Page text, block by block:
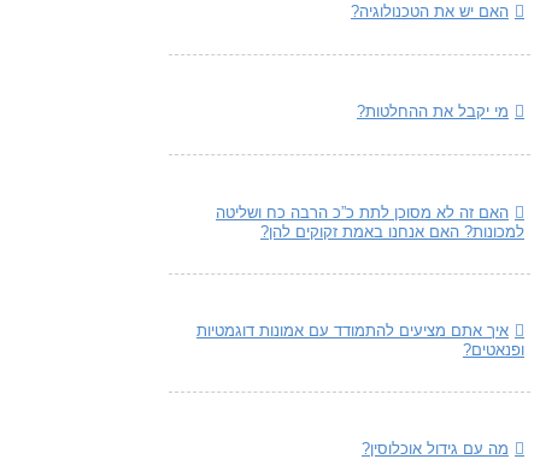
האם יש את הטכנולוגיה?
מי יקבל את ההחלטות?
האם זה לא מסוכן לתת כ”כ הרבה כח ושליטה
למכונות? האם אנחנו באמת זקוקים להן?
איך אתם מציעים להתמודד עם אמונות דוגמטיות
ופנאטים?
מה עם גידול אוכלוסין?